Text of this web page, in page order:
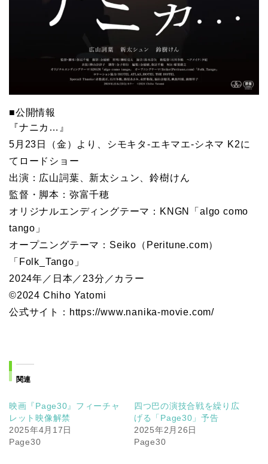
■公開情報
『ナニカ…』
5月23日（金）より、シモキタ-エキマエ-シネマ K2に
てロードショー
出演：広山詞葉、新太シュン、鈴樹けん
監督・脚本：弥富千穂
オリジナルエンディングテーマ：KNGN「algo como
tango」
オープニングテーマ：Seiko（Peritune.com）
「Folk_Tango」
2024年／日本／23分／カラー
©2024 Chiho Yatomi
公式サイト：https://www.nanika-movie.com/
関連
映画『Page30』フィーチャ
レット映像解禁
2025年4月17日
Page30
四つ巴の演技合戦を繰り広
げる「Page30」予告
2025年2月26日
Page30